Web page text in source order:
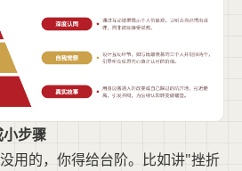
步骤
用的，你得给台阶。比如讲"挫折